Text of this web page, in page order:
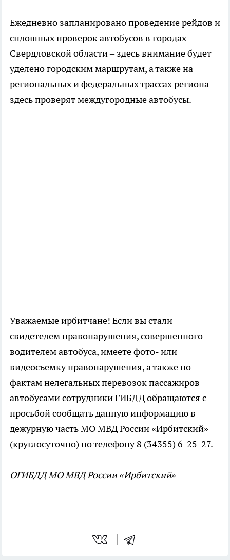
Ежедневно запланировано проведение рейдов и
сплошных проверок автобусов в городах
Свердловской области – здесь внимание будет
уделено городским маршрутам, а также на
региональных и федеральных трассах региона –
здесь проверят междугородные автобусы.
Уважаемые ирбитчане! Если вы стали
свидетелем правонарушения, совершенного
водителем автобуса, имеете фото- или
видеосъемку правонарушения, а также по
фактам нелегальных перевозок пассажиров
автобусами сотрудники ГИБДД обращаются с
просьбой сообщать данную информацию в
дежурную часть МО МВД России «Ирбитский»
(круглосуточно) по телефону 8 (34355) 6-25-27.
ОГИБДД МО МВД России «Ирбитский»